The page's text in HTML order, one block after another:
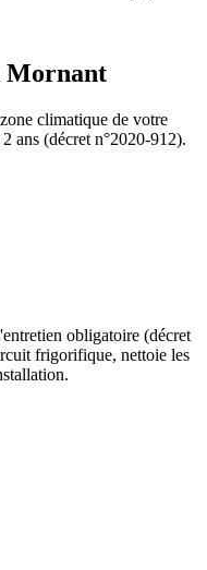
Mornant
climatique de votre
ans (décret n°2020-912).
obligatoire (décret
frigorifique, nettoie les